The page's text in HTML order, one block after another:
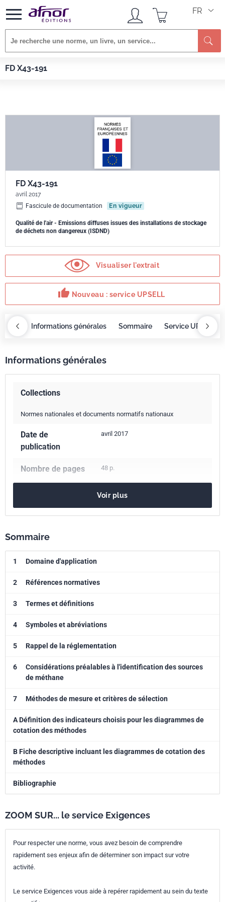
FR
FD X43-191
Afnor EDITIONS
FD X43-191
avril 2017
Fascicule de documentation
En vigueur
Qualité de l'air - Emissions diffuses issues des installations de stockage
de déchets non dangereux (ISDND)
Visualiser l'extrait
thumb_up Nouveau : service UPSELL
Informations générales Sommaire Service UPSELL
Informations générales
Collections
Normes nationales et documents normatifs nationaux
Date de
publication
avril 2017
Nombre de pages 48 p.
Codes ICS
13.040.40
classement
Voir plus
Sommaire
1 Domaine d'application
2 Références normatives
3 Termes et définitions
4 Symboles et abréviations
5 Rappel de la réglementation
6
Considérations préalables à l'identification des sources
de méthane
7 Méthodes de mesure et critères de sélection
A Définition des indicateurs choisis pour les diagrammes de
cotation des méthodes
B Fiche descriptive incluant les diagrammes de cotation des
méthodes
Bibliographie
ZOOM SUR... le service Exigences
Pour respecter une norme, vous avez besoin de comprendre
rapidement ses enjeux afin de déterminer son impact sur votre
activité.
Le service Exigences vous aide à repérer rapidement au sein du texte